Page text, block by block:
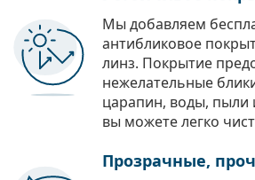
Мы добавляем
антибликовое
линз. Покрытие
нежелательные
царапин, воды, пыли
вы можете легко
Прозрачные,